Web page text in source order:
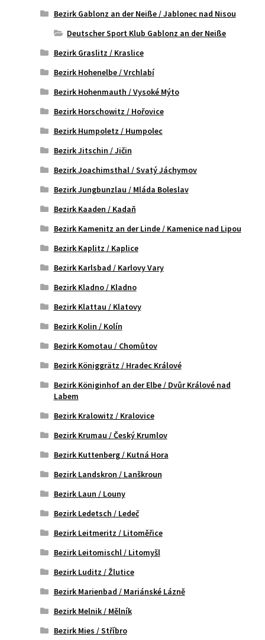
Bezirk Gablonz an der Neiße / Jablonec nad Nisou
Deutscher Sport Klub Gablonz an der Neiße
Bezirk Graslitz / Kraslice
Bezirk Hohenelbe / Vrchlabí
Bezirk Hohenmauth / Vysoké Mýto
Bezirk Horschowitz / Hořovice
Bezirk Humpoletz / Humpolec
Bezirk Jitschin / Jičin
Bezirk Joachimsthal / Svatý Jáchymov
Bezirk Jungbunzlau / Mláda Boleslav
Bezirk Kaaden / Kadaň
Bezirk Kamenitz an der Linde / Kamenice nad Lipou
Bezirk Kaplitz / Kaplice
Bezirk Karlsbad / Karlovy Vary
Bezirk Kladno / Kladno
Bezirk Klattau / Klatovy
Bezirk Kolin / Kolín
Bezirk Komotau / Chomůtov
Bezirk Königgrätz / Hradec Králové
Bezirk Königinhof an der Elbe / Dvůr Králové nad
Labem
Bezirk Kralowitz / Kralovice
Bezirk Krumau / Český Krumlov
Bezirk Kuttenberg / Kutná Hora
Bezirk Landskron / Lanškroun
Bezirk Laun / Louny
Bezirk Ledetsch / Ledeč
Bezirk Leitmeritz / Litoměřice
Bezirk Leitomischl / Litomyšl
Bezirk Luditz / Žlutice
Bezirk Marienbad / Mariánské Lázně
Bezirk Melnik / Mělník
Bezirk Mies / Stříbro